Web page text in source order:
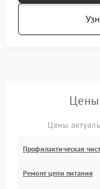
Цены
Цены
Профилактическая
Ремонт цепи питания